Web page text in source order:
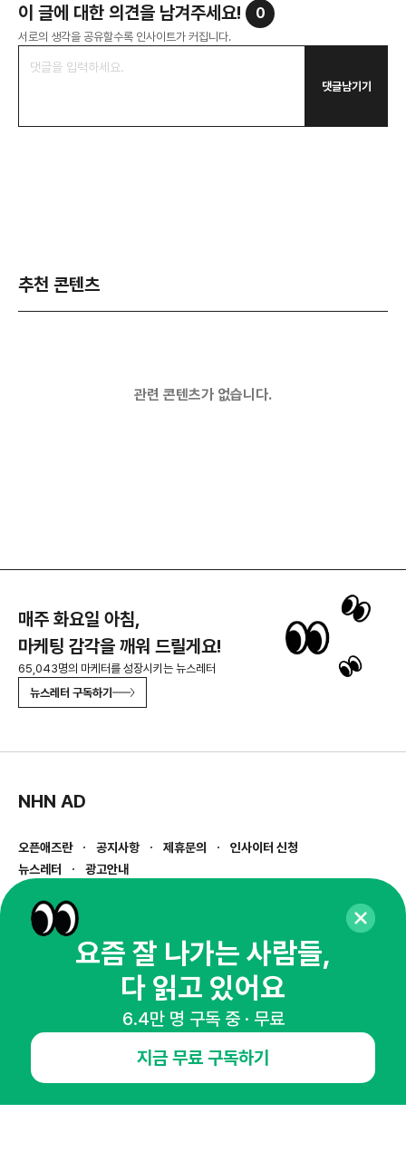
이 글에 대한 의견을 남겨주세요! 0
서로의 생각을 공유할수록 인사이트가 커집니다.
댓글남기기
추천 콘텐츠
관련 콘텐츠가 없습니다.
매주 화요일 아침,
마케팅 감각을 깨워 드릴게요!
65,043명의 마케터를 성장시키는 뉴스레터
뉴스레터 구독하기
NHN AD
오픈애즈란 공지사항 제휴문의
인사이터 신청
뉴스레터
광고안내
경기도 성남시 분당구 대왕판교로645번길 16
사업자등록번호 : 144-81-27690(
통신판매업신고번호 : 2014-경기성남-1023
호스팅서비스사업자 : 오픈애즈
1800-2198
openads@openads.co.kr
이용약관
instagramthreadkakaotalk
요즘 잘 나가는 사람들,
다 읽고 있어요
6.4만 명 구독 중 · 무료
지금 무료 구독하기